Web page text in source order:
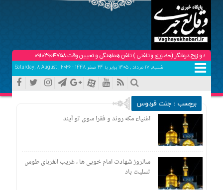
درمانگر (حضوری و تلفنی ) تلفن هماهنگی و تعیین وقت:09102904758
شنبه, ۱۷ مرداد , ۱۴۰۵ برابر با 24 صفر 1448 - Saturday, 8 August , 2026
برچسب : جنت فردوس
اغنیاء مکه روند و فقرا سوی تو آیند
سالروز شهادت امام خوبی ها ، غریب الغربای طوس
تسلیت باد